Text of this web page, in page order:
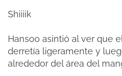
Shiiiik
Hansoo asintió al ver que
derretía ligeramente y
alrededor del área del